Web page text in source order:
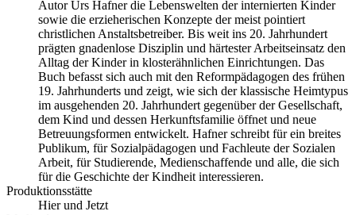
Autor Urs Hafner die Lebenswelten der internierten Kinder
sowie die erzieherischen Konzepte der meist pointiert
christlichen Anstaltsbetreiber. Bis weit ins 20. Jahrhundert
prägten gnadenlose Disziplin und härtester Arbeitseinsatz den
Alltag der Kinder in klosterähnlichen Einrichtungen. Das
Buch befasst sich auch mit den Reformpädagogen des frühen
19. Jahrhunderts und zeigt, wie sich der klassische Heimtypus
im ausgehenden 20. Jahrhundert gegenüber der Gesellschaft,
dem Kind und dessen Herkunftsfamilie öffnet und neue
Betreuungsformen entwickelt. Hafner schreibt für ein breites
Publikum, für Sozialpädagogen und Fachleute der Sozialen
Arbeit, für Studierende, Medienschaffende und alle, die sich
für die Geschichte der Kindheit interessieren.
Produktionsstätte
Hier und Jetzt